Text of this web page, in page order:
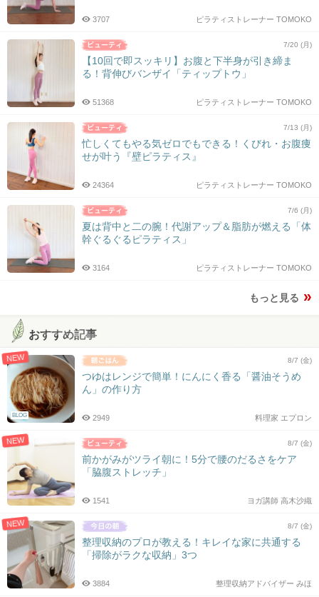
ピラティストレーナー TOMOKO
3707
7/20 (月)
【10回で即スッキリ】お腹と下半身が引き締ま
る！背伸びバンザイ「ティップトウ」
ピラティストレーナー TOMOKO
51368
7/13 (月)
忙しくてもやる気ゼロでもできる！くびれ・お腹痩
せが叶う『壁ピラティス』
ピラティストレーナー TOMOKO
24364
7/6 (月)
夏は背中と二の腕！代謝アップ＆脂肪が燃える「体
幹ぐるぐるピラティス」
ピラティストレーナー TOMOKO
3164
もっと見る
おすすめ記事
NEW
BLOG
8/7 (金)
つゆはレンジで簡単！にんにく香る「醤油そうめ
ん」の作り方
料理家 エプロン
2949
NEW 8/7 (金)
前かがみがツライ朝に！5分で腰のだるさをケア
「脇腹ストレッチ」
ヨガ講師 高木沙織
1541
NEW 8/7 (金)
整理収納のプロが教える！キレイな家に共通する
「掃除がラクな収納」3つ
整理収納アドバイザー みほ
3884